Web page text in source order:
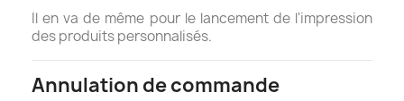
Il en va de même pour le lancement de l'impression
des produits personnalisés.
Annulation de commande